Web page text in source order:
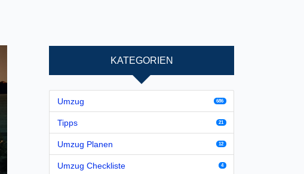
KATEGORIEN
Umzug 686
Tipps 21
Umzug Planen 12
Umzug Checkliste 4